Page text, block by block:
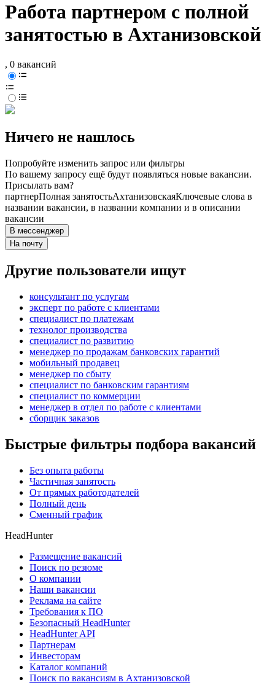
Работа партнером с полной
занятостью в Ахтанизовской
, 0 вакансий
Ничего не нашлось
Попробуйте изменить запрос или фильтры
По вашему запросу ещё будут появляться новые вакансии.
Присылать вам?
партнерПолная занятостьАхтанизовскаяКлючевые слова в
названии вакансии, в названии компании и в описании
вакансии
В мессенджер
На почту
Другие пользователи ищут
консультант по услугам
эксперт по работе с клиентами
специалист по платежам
технолог производства
специалист по развитию
менеджер по продажам банковских гарантий
мобильный продавец
менеджер по сбыту
специалист по банковским гарантиям
специалист по коммерции
менеджер в отдел по работе с клиентами
сборщик заказов
Быстрые фильтры подбора вакансий
Без опыта работы
Частичная занятость
От прямых работодателей
Полный день
Сменный график
HeadHunter
Размещение вакансий
Поиск по резюме
О компании
Наши вакансии
Реклама на сайте
Требования к ПО
Безопасный HeadHunter
HeadHunter API
Партнерам
Инвесторам
Каталог компаний
Поиск по вакансиям в Ахтанизовской